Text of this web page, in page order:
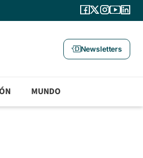
Newsletters
MUNDO